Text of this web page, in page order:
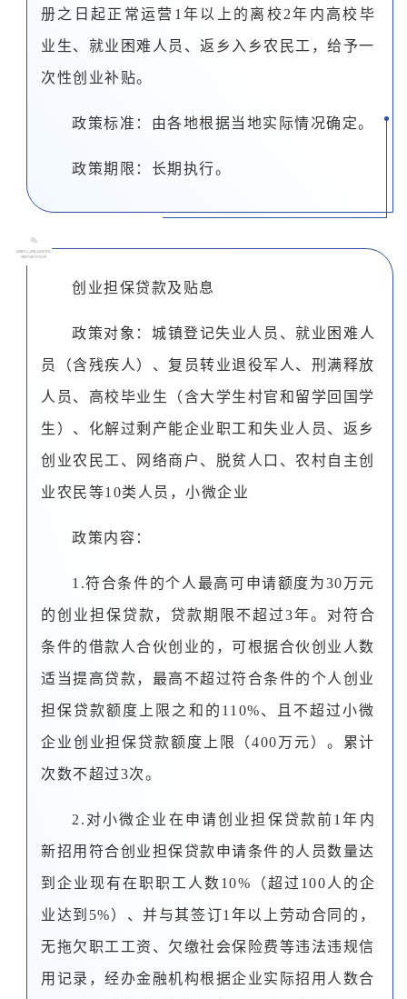
册之日起正常运营1年以上的离校2年内高校毕
业生、就业困难人员、返乡入乡农民工，给予一
次性创业补贴。
政策标准：由各地根据当地实际情况确定。
政策期限：长期执行。
07
创业担保贷款及贴息
政策对象：城镇登记失业人员、就业困难人
员（含残疾人）、复员转业退役军人、刑满释放
人员、高校毕业生（含大学生村官和留学回国学
生）、化解过剩产能企业职工和失业人员、返乡
创业农民工、网络商户、脱贫人口、农村自主创
业农民等10类人员，小微企业
政策内容：
1.符合条件的个人最高可申请额度为30万元
的创业担保贷款，贷款期限不超过3年。对符合
条件的借款人合伙创业的，可根据合伙创业人数
适当提高贷款，最高不超过符合条件的个人创业
担保贷款额度上限之和的110%、且不超过小微
企业创业担保贷款额度上限（400万元）。累计
次数不超过3次。
2.对小微企业在申请创业担保贷款前1年内
新招用符合创业担保贷款申请条件的人员数量达
到企业现有在职职工人数10%（超过100人的企
业达到5%）、并与其签订1年以上劳动合同的，
无拖欠职工工资、欠缴社会保险费等违法违规信
用记录，经办金融机构根据企业实际招用人数合